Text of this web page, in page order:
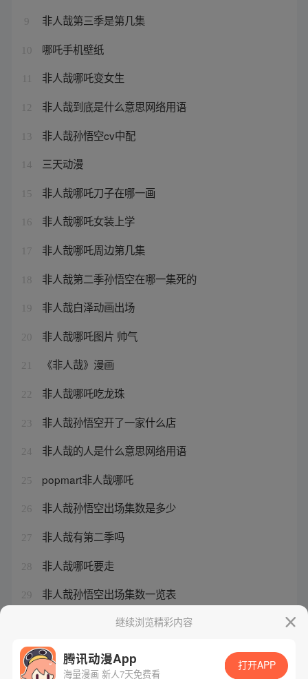
9 非人哉第三季是第几集
10 哪吒手机壁纸
非人哉哪吒变女生
12 非人哉到底是什么意思网络用语
13 非人哉孙悟空cv中配
14 三天动漫
15 非人哉哪吒刀子在哪一画
16 非人哉哪吒女装上学
17 非人哉哪吒周边第几集
18 非人哉第二季孙悟空在哪一集死的
19 非人哉白泽动画出场
20 非人哉哪吒图片 帅气
21 《非人哉》漫画
22 非人哉哪吒吃龙珠
23 非人哉孙悟空开了一家什么店
24 非人哉的人是什么意思网络用语
25 popmart非人哉哪吒
26 非人哉孙悟空出场集数是多少
27 非人哉有第二季吗
28 非人哉哪吒要走
29 非人哉孙悟空出场集数一览表
非人哉壁纸图片可爱继续浏览精彩内容
腾讯动漫App
海量漫画 新人7天免费看
打开APP